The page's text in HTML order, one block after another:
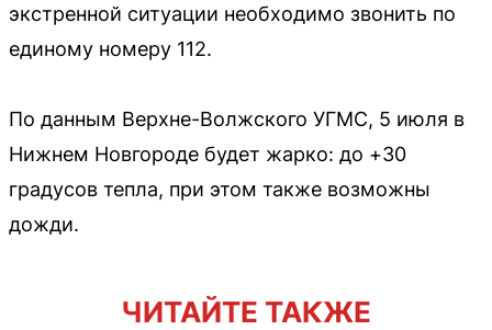
экстренной ситуации необходимо звонить по
единому номеру 112.
По данным Верхне-Волжского УГМС, 5 июля в
Нижнем Новгороде будет жарко: до +30
градусов тепла, при этом также возможны
дожди.
ЧИТАЙТЕ ТАКЖЕ